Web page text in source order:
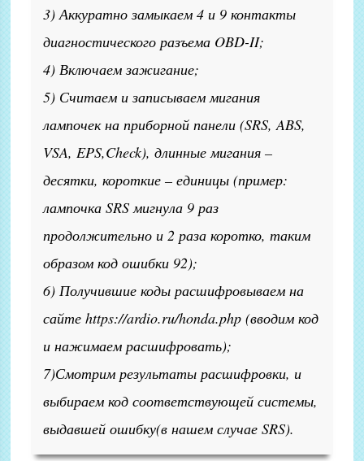
3) Аккуратно замыкаем 4 и 9 контакты
диагностического разъема OBD-II;
4) Включаем зажигание;
5) Считаем и записываем мигания
лампочек на приборной панели (SRS, ABS,
VSA, EPS,Check), длинные мигания –
десятки, короткие – единицы (пример:
лампочка SRS мигнула 9 раз
продолжительно и 2 раза коротко, таким
образом код ошибки 92);
6) Получившие коды расшифровываем на
сайте https://ardio.ru/honda.php (вводим код
и нажимаем расшифровать);
7)Смотрим результаты расшифровки, и
выбираем код соответствующей системы,
выдавшей ошибку(в нашем случае SRS).